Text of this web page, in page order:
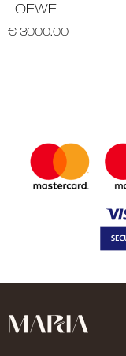
LOEWE
€ 3000.00